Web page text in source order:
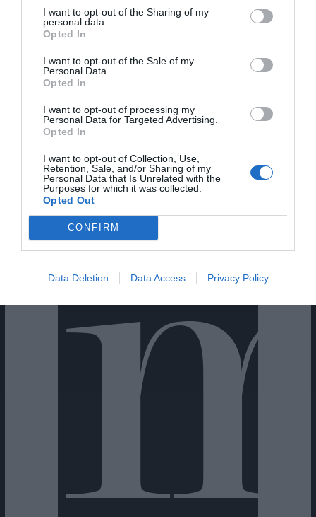
I want to opt-out of the Sharing of my
personal data.
Opted In
I want to opt-out of the Sale of my
Personal Data.
Opted In
I want to opt-out of processing my
Personal Data for Targeted Advertising.
Opted In
I want to opt-out of Collection, Use,
Retention, Sale, and/or Sharing of my
Personal Data that Is Unrelated with the
Purposes for which it was collected.
Opted Out
CONFIRM
Data Deletion Data Access Privacy Policy
Cine Estreias HD